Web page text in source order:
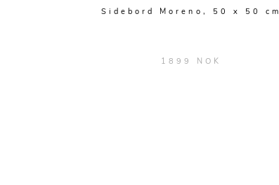
Sidebord Moreno, 50 x 50 cm
1899 NOK